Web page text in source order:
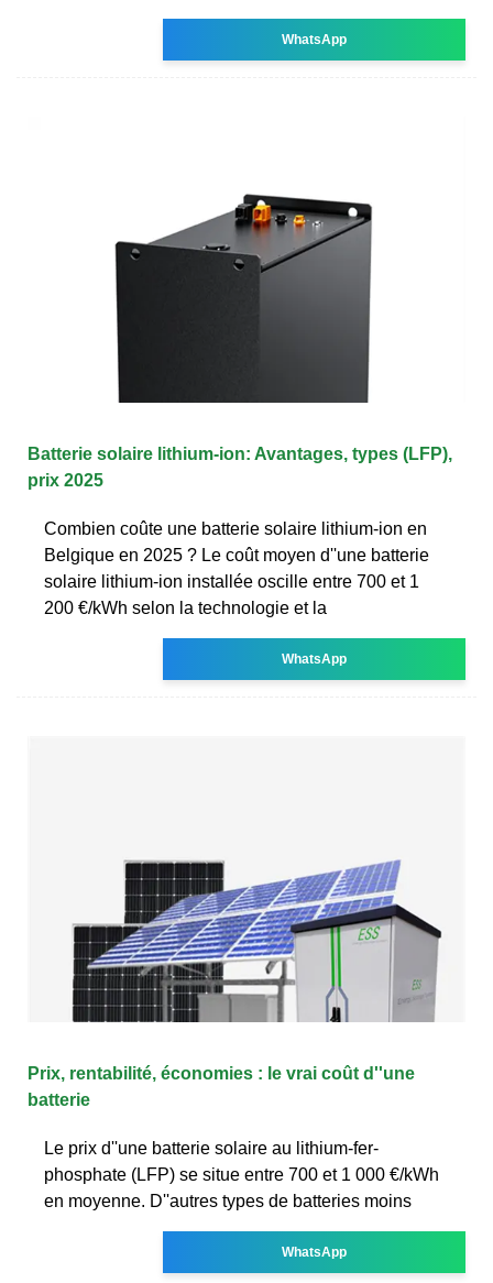
WhatsApp
Batterie solaire lithium-ion: Avantages, types (LFP),
prix 2025
Combien coûte une batterie solaire lithium-ion en
Belgique en 2025 ? Le coût moyen d''une batterie
solaire lithium-ion installée oscille entre 700 et 1
200 €/kWh selon la technologie et la
WhatsApp
Prix, rentabilité, économies : le vrai coût d''une
batterie
Le prix d''une batterie solaire au lithium-fer-
phosphate (LFP) se situe entre 700 et 1 000 €/kWh
en moyenne. D''autres types de batteries moins
WhatsApp